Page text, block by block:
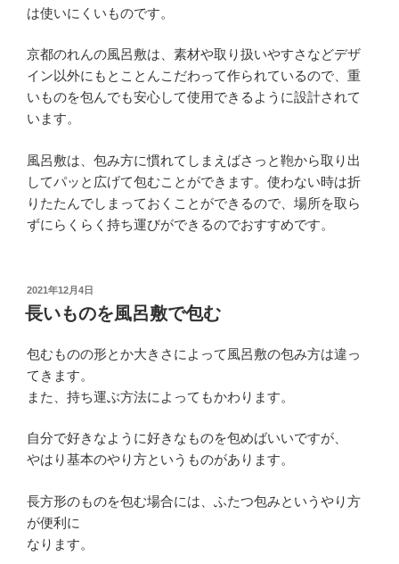
は使いにくいものです。
京都のれんの風呂敷は、素材や取り扱いやすさなどデザ
イン以外にもとことんこだわって作られているので、重
いものを包んでも安心して使用できるように設計されて
います。
風呂敷は、包み方に慣れてしまえばさっと鞄から取り出
してパッと広げて包むことができます。使わない時は折
りたたんでしまっておくことができるので、場所を取ら
ずにらくらく持ち運びができるのでおすすめです。
投
稿
日:
2021年12月4日
長いものを風呂敷で包む
包むものの形とか大きさによって風呂敷の包み方は違っ
てきます。
また、持ち運ぶ方法によってもかわります。
自分で好きなように好きなものを包めばいいですが、
やはり基本のやり方というものがあります。
長方形のものを包む場合には、ふたつ包みというやり方
が便利に
なります。